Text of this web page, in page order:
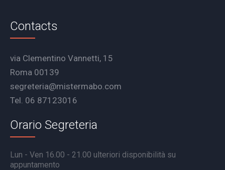
Contacts
via Clementino Vannetti, 15
Roma 00139
segreteria@mistermabo.com
Tel. 06 87123016
Orario Segreteria
Lun - Ven 16.00 - 21.00 ulteriori disponibilità su
appuntamento